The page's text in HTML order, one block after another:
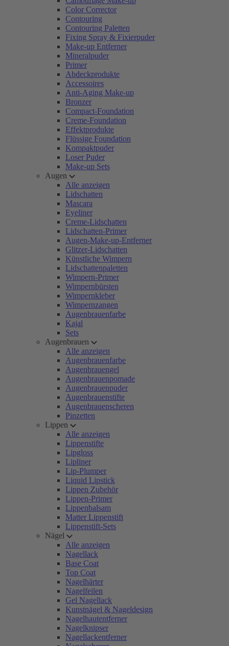
Color Corrector
Contouring
Contouring Paletten
Fixing Spray & Fixierpuder
Make-up Entferner
Mineralpuder
Primer
Abdeckprodukte
Accessoires
Anti-Aging Make-up
Bronzer
Compact-Foundation
Creme-Foundation
Effektprodukte
Flüssige Foundation
Kompaktpuder
Loser Puder
Make-up Sets
Augen
Alle anzeigen
Lidschatten
Mascara
Eyeliner
Creme-Lidschatten
Lidschatten-Primer
Augen-Make-up-Entferner
Glitzer-Lidschatten
Künstliche Wimpern
Lidschattenpaletten
Wimpern-Primer
Wimpernbürsten
Wimpernkleber
Wimpernzangen
Augenbrauenfarbe
Kajal
Sets
Augenbrauen
Alle anzeigen
Augenbrauenfarbe
Augenbrauengel
Augenbrauenpomade
Augenbrauenpuder
Augenbrauenstifte
Augenbrauenscheren
Pinzetten
Lippen
Alle anzeigen
Lippenstifte
Lipgloss
Lipliner
Lip-Plumper
Liquid Lipstick
Lippen Zubehör
Lippen-Primer
Lippenbalsam
Matter Lippenstift
Lippenstift-Sets
Nägel
Alle anzeigen
Nagellack
Base Coat
Top Coat
Nagelhärter
Nagelfeilen
Gel Nagellack
Kunstnägel & Nageldesign
Nagelhautentferner
Nagelknipser
Nagellackentferner